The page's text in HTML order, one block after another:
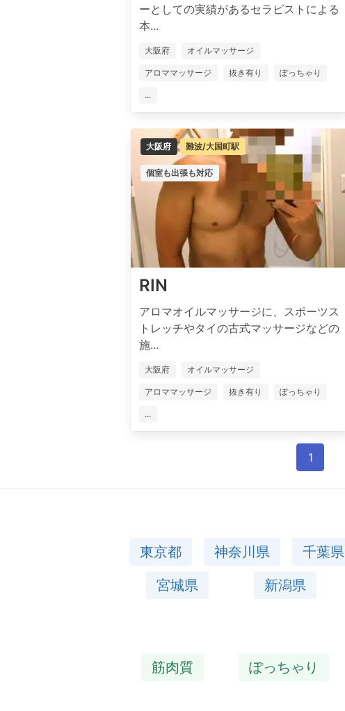
ーとしての実績があるセラピストによる
本...
大阪府 オイルマッサージ
アロママッサージ 抜き有り ぽっちゃり
...
大阪府 難波/大国町駅
個室も出張も対応
RIN
アロマオイルマッサージに、スポーツス
トレッチやタイの古式マッサージなどの
施...
大阪府 オイルマッサージ
アロママッサージ 抜き有り ぽっちゃり
...
1
東京都 神奈川県 千葉県
宮城県
新潟県
筋肉質 ぽっちゃり